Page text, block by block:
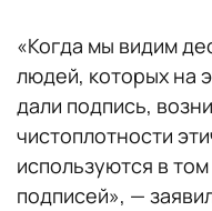
«Когда мы видим
людей, которых на
дали подпись,
чистоплотности
используются в
подписей», —